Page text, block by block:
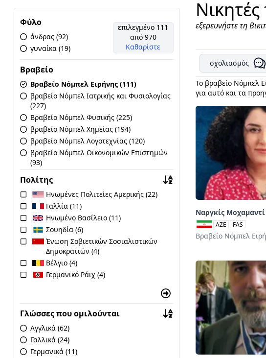
Φύλο
άνδρας (92)
γυναίκα (19)
επιλεγμένο 111
από 970
Καθαρίστε
Βραβείο
Βραβείο Νόμπελ Ειρήνης (111)
βραβείο Νόμπελ Ιατρικής και Φυσιολογίας
(227)
Βραβείο Νόμπελ Φυσικής (225)
βραβείο Νόμπελ Χημείας (194)
βραβείο Νόμπελ Λογοτεχνίας (120)
βραβείο Νόμπελ Οικονομικών Επιστημών
(93)
Πολίτης
Ηνωμένες Πολιτείες Αμερικής (22)
Γαλλία (11)
Ηνωμένο Βασίλειο (11)
Σουηδία (6)
Ένωση Σοβιετικών Σοσιαλιστικών
Δημοκρατιών (4)
Βέλγιο (4)
Γερμανικό Ράιχ (4)
Γλώσσες που ομιλούνται
Αγγλικά (62)
Γαλλικά (24)
Γερμανικά (11)
εξερευνήστε τη
σχολιασμός
Το βραβείο Νόμπελ
για αυτό και τα
Ναργκίς Μοχαμαντί
AZE FAS
Βραβείο Νόμπελ